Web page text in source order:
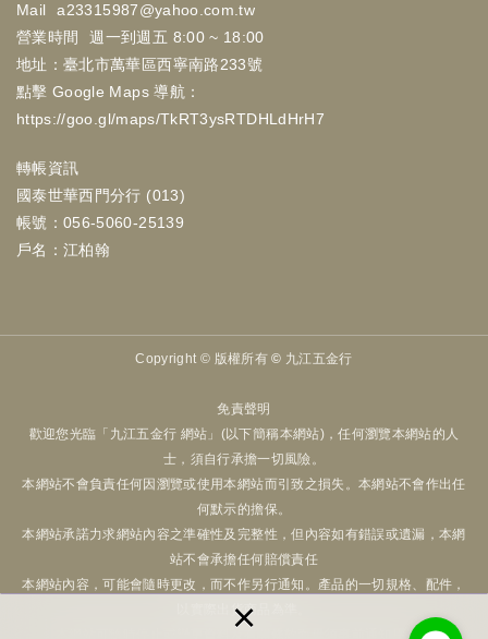
×
Mail
a23315987@yahoo.com.tw
營業時間
週一到週五 8:00 ~ 18:00
地址：臺北市萬華區西寧南路233號
點擊 Google Maps 導航：
https://goo.gl/maps/TkRT3ysRTDHLdHrH7
轉帳資訊
國泰世華西門分行 (013)
帳號：056-5060-25139
戶名：江柏翰
Copyright © 版權所有 © 九江五金行
免責聲明
歡迎您光臨「九江五金行 網站」(以下簡稱本網站)，任何瀏覽本網站的人
士，須自行承擔一切風險。
本網站不會負責任何因瀏覽或使用本網站而引致之損失。本網站不會作出任
何默示的擔保。
本網站承諾力求網站內容之準確性及完整性，但內容如有錯誤或遺漏，本網
站不會承擔任何賠償責任
本網站內容，可能會隨時更改，而不作另行通知。產品的一切規格、配件，
以實際出貨商品為準。
本網站可隨時停止或變更資料及有關條款而毋須事前通知用戶。